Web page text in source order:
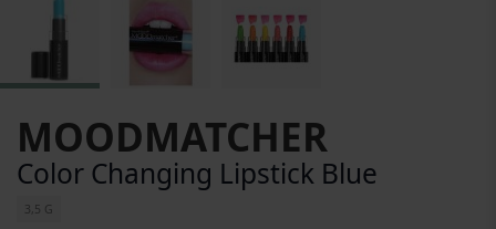
MOODMATCHER
Color Changing Lipstick Blue
3,5 G